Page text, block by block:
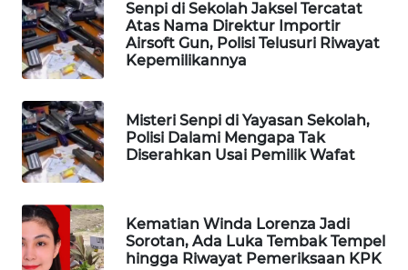
Senpi di Sekolah Jaksel Tercatat
Atas Nama Direktur Importir
Airsoft Gun, Polisi Telusuri Riwayat
Kepemilikannya
Misteri Senpi di Yayasan Sekolah,
Polisi Dalami Mengapa Tak
Diserahkan Usai Pemilik Wafat
Kematian Winda Lorenza Jadi
Sorotan, Ada Luka Tembak Tempel
hingga Riwayat Pemeriksaan KPK
MAWAKA
ID
MARTABAT
NET
PLN
WATCH
MKLI